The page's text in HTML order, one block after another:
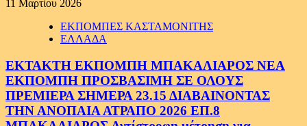
11 Μαρτίου 2026
ΕΚΠΟΜΠΕΣ ΚΑΣΤΑΜΟΝΙΤΗΣ
ΕΛΛΑΔΑ
ΕΚΤΑΚΤΗ ΕΚΠΟΜΠΗ ΜΠΑΚΑΛΙΑΡΟΣ ΝΕΑ
ΕΚΠΟΜΠΗ ΠΡΟΣΒΑΣΙΜΗ ΣΕ ΟΛΟΥΣ
ΠΡΕΜΙΕΡΑ ΣΗΜΕΡΑ 23.15 ΔΙΑΒΑΙΝΟΝΤΑΣ
ΤΗΝ ΑΝΟΠΑΙΑ ΑΤΡΑΠΟ 2026 ΕΠ.8